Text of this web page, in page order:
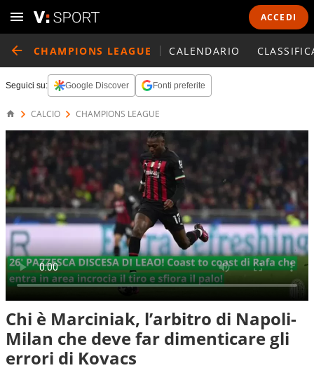
ACCEDI
CHAMPIONS LEAGUE CALENDARIO
Seguici su: Google Discover Fonti preferite
CALCIO CHAMPIONS LEAGUE
Chi è Marciniak, l’arbitro di Napoli-
Milan che deve far dimenticare gli
errori di Kovacs